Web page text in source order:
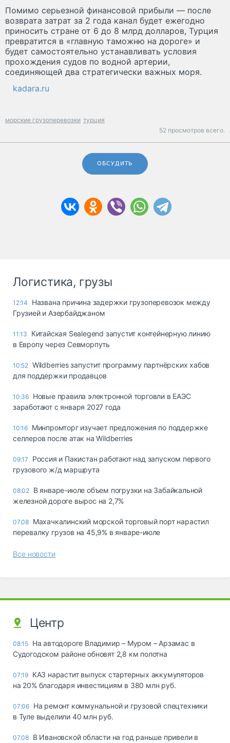
Помимо серьезной финансовой прибыли — после
возврата затрат за 2 года канал будет ежегодно
приносить стране от 6 до 8 млрд долларов, Турция
превратится в «главную таможню на дороге» и
будет самостоятельно устанавливать условия
прохождения судов по водной артерии,
соединяющей два стратегически важных моря.
kadara.ru
морские грузоперевозки турция
52 просмотров всего.
ОБСУДИТЬ
Логистика, грузы
12:14
Названа причина задержки грузоперевозок между
Грузией и Азербайджаном
11:13
Китайская Sealegend запустит контейнерную линию
в Европу через Севморпуть
10:52 Wildberries запустит программу партнёрских хабов
для поддержки продавцов
10:36 Новые правила электронной торговли в ЕАЭС
заработают с января 2027 года
10:16 Минпромторг изучает предложения по поддержке
селлеров после атак на Wildberries
09:17
Россия и Пакистан работают над запуском первого
грузового ж/д маршрута
08:02 В январе-июле объем погрузки на Забайкальной
железной дороге вырос на 2,7%
07.08 Махачкалинский морской торговый порт нарастил
перевалку грузов на 45,9% в январе-июле
Все новости
Центр
08:15 На автодороге Владимир – Муром – Арзамас в
Судогодском районе обновят 2,8 км полотна
07:19 КАЗ нарастит выпуск стартерных аккумуляторов
на 20% благодаря инвестициям в 380 млн руб.
07:06 На ремонт коммунальной и грузовой спецтехники
в Туле выделили 40 млн руб.
07.08 В Ивановской области на год раньше привели в